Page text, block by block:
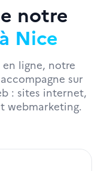
notre
Nice
ligne, notre
sur
: sites internet,
webmarketing.